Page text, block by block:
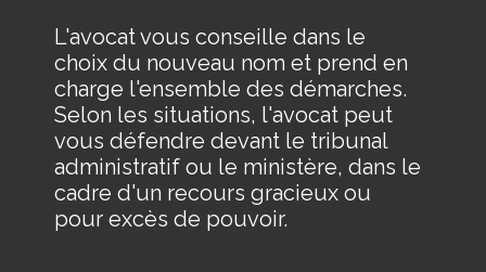
L'avocat vous conseille dans le
choix du nouveau nom et prend en
charge l'ensemble des démarches.
Selon les situations, l'avocat peut
vous défendre devant le tribunal
administratif ou le ministère, dans le
cadre d'un recours gracieux ou
pour excès de pouvoir.